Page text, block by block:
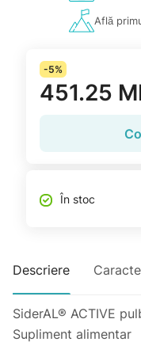
Află
-5%
451.25
În stoc
Descriere
SiderAL® ACTIVE
Supliment alimentar